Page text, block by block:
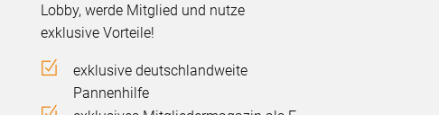
Lobby, werde Mitglied und nutze
exklusive Vorteile!
exklusive deutschlandweite
Pannenhilfe